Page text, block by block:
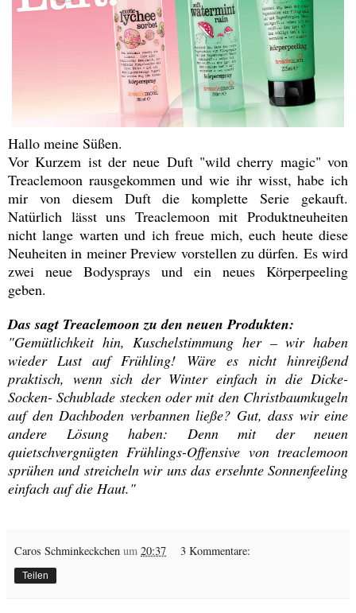
Hallo meine Süßen.
Vor Kurzem ist der neue Duft "wild cherry magic" von
Treaclemoon rausgekommen und wie ihr wisst, habe ich
mir von diesem Duft die komplette Serie gekauft.
Natürlich lässt uns Treaclemoon mit Produktneuheiten
nicht lange warten und ich freue mich, euch heute diese
Neuheiten in meiner Preview vorstellen zu dürfen. Es wird
zwei neue Bodysprays und ein neues Körperpeeling
geben.
Das sagt Treaclemoon zu den neuen Produkten:
"Gemütlichkeit hin, Kuschelstimmung her – wir haben
wieder Lust auf Frühling! Wäre es nicht hinreißend
praktisch, wenn sich der Winter einfach in die Dicke-
Socken- Schublade stecken oder mit den Christbaumkugeln
auf den Dachboden verbannen ließe? Gut, dass wir eine
andere Lösung haben: Denn mit der neuen
quietschvergnügten Frühlings-Offensive von treaclemoon
sprühen und streicheln wir uns das ersehnte Sonnenfeeling
einfach auf die Haut."
Caros Schminkeckchen um 20:37 3 Kommentare:
Teilen